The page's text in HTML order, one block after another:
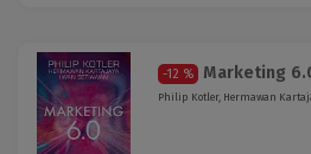
-12 % Marketing
Philip Kotler, Hermawan